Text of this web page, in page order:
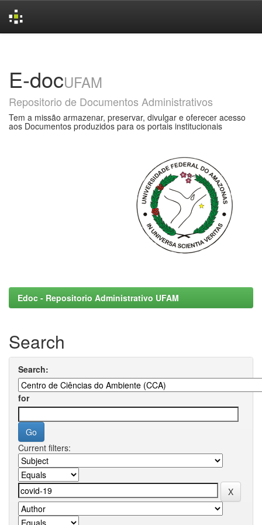
E-docUFAM
Repositorio de Documentos Administrativos
Tem a missão armazenar, preservar, divulgar e oferecer acesso
aos Documentos produzidos para os portais institucionais
Edoc - Repositorio Administrativo UFAM
Search
Search:
for
Current filters: